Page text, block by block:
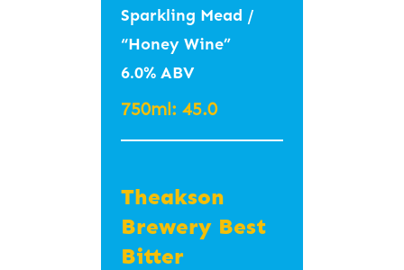
Sour Ale
#Citrus #Lemonade
레모네이드 #가벼움
350ml – 9.5 (Wild
Wave, Busan)
Sparkling Mead /
“Honey Wine”
6.0% ABV
750ml: 45.0
Theakson
Brewery Best
Bitter